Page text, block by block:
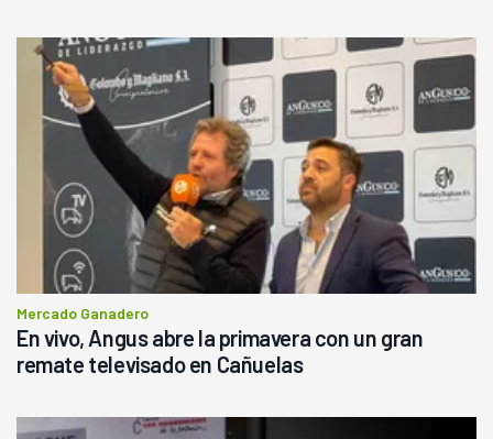
Mercado Ganadero
En vivo, Angus abre la primavera con un gran
remate televisado en Cañuelas